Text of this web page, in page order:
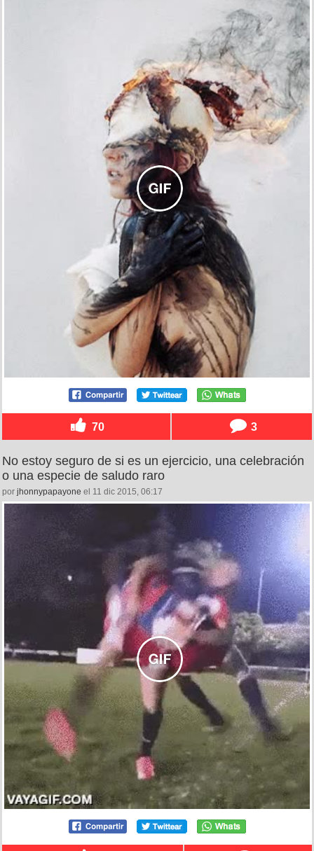
70 3
No estoy seguro de si es un ejercicio, una celebración
o una especie de saludo raro
por jhonnypapayone el 11 dic 2015, 06:17